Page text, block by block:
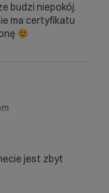
budzi niepokój.
ma certyfikatu
jest zbyt